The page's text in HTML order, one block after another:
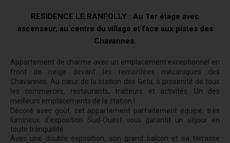
RESIDENCE LE RANFOLLY : Au 1er étage avec
ascenseur, au centre du village et face aux pistes des
Chavannes.
Appartement de charme avec un emplacement exceptionnel en
front de neige devant les remontées mécaniques des
Chavannes. Au cœur de la station des Gets, à proximité de tous
les commerces, restaurants, traiteurs et activités. Un des
meilleurs emplacements de la station !
Décoré avec goût, cet appartement parfaitement équipé, très
lumineux d’exposition Sud-Ouest vous garantit un séjour en
toute tranquillité.
Avec une double exposition, son grand balcon et sa terrasse